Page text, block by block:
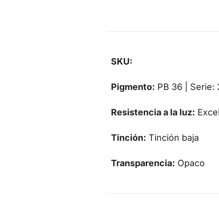
SKU:
Pigmento: PB 36 | Serie:
Resistencia a la luz:
Tinción: Tinción baja
Transparencia: Opaco